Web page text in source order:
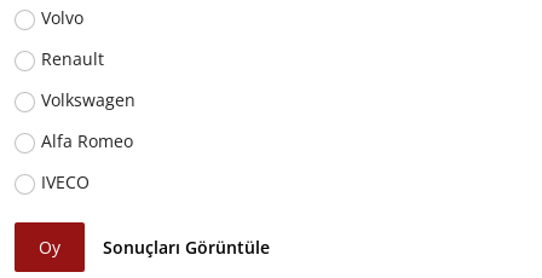
Volvo
Renault
Volkswagen
Alfa Romeo
IVECO
Oy Sonuçları Görüntüle